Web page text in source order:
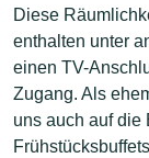
Diese
enthalten unter
einen TV-
Zugang. Als
uns auch auf die